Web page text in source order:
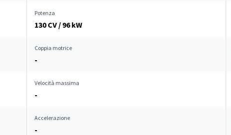
Potenza
130 CV / 96 kW
Coppia motrice
-
Velocità massima
-
Accelerazione
-